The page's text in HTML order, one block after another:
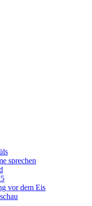
sprechen
vor dem Eis